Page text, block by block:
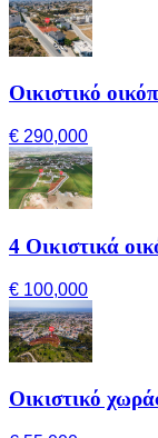
Οικιστικό
€ 290,000
4 Οικιστικά
€ 100,000
Οικιστικό